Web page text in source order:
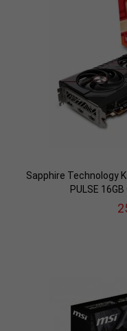
Sapphire Technology
PULSE